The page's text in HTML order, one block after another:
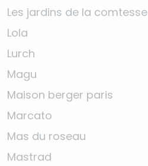
Les jardins de la comtesse
Lola
Lurch
Magu
Maison berger paris
Marcato
Mas du roseau
Mastrad